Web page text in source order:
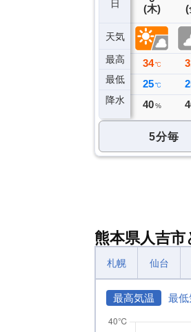
日
天気
最高
最低
降水
(水)
36℃
25℃
ミリ
(木)
34 ℃
25 ℃
40 %
(
5分毎
熊本県人吉
札幌 仙台
最高気温 最低